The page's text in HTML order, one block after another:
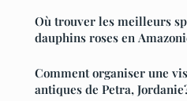
Où trouver les meilleurs
dauphins roses en
Comment organiser une
antiques de Petra,